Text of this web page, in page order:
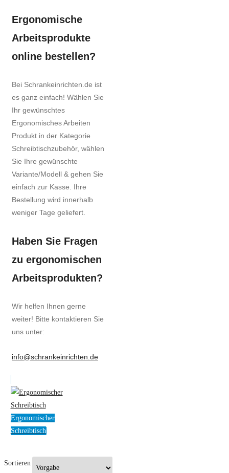
Ergonomische
Arbeitsprodukte
online bestellen?
Bei Schrankeinrichten.de ist
es ganz einfach! Wählen Sie
Ihr gewünschtes
Ergonomisches Arbeiten
Produkt in der Kategorie
Schreibtischzubehör, wählen
Sie Ihre gewünschte
Variante/Modell & gehen Sie
einfach zur Kasse. Ihre
Bestellung wird innerhalb
weniger Tage geliefert.
Haben Sie Fragen
zu ergonomischen
Arbeitsprodukten?
Wir helfen Ihnen gerne
weiter! Bitte kontaktieren Sie
uns unter:
info@schrankeinrichten.de
Ergonomischer
Schreibtisch
Sortieren